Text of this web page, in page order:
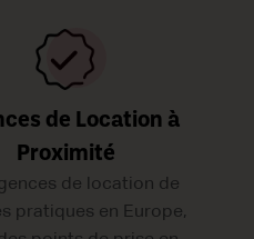
de Location à
Proximité
de location de
pratiques en Europe,